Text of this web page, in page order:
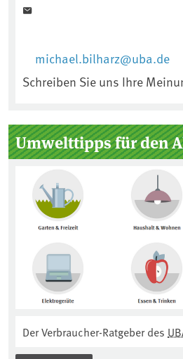
michael.bilharz@uba.de
Schreiben Sie uns Ihre
Umwelttipps für den
Der Verbraucher-Ratgeber des